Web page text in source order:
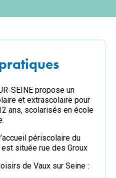
SEINE propose un
et extrascolaire pour
ans, scolarisés en école
périscolaire du
située rue des Groux
de Vaux sur Seine :